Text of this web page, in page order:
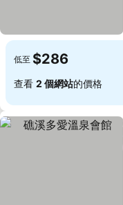
低至 $286
查看 2 個網站的價格